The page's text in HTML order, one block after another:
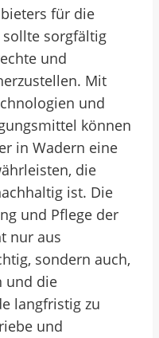
für die
sorgfältig
und
Mit
und
können
in Wadern eine
die
ist. Die
und Pflege der
nur aus
sondern auch,
und die
langfristig zu
und